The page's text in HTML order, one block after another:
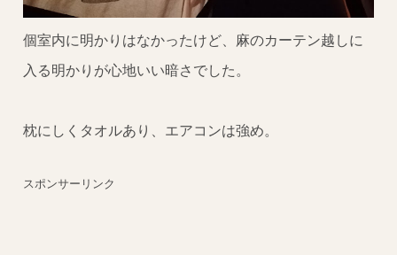
個室内に明かりはなかったけど、麻のカーテン越しに
入る明かりが心地いい暗さでした。
枕にしくタオルあり、エアコンは強め。
スポンサーリンク